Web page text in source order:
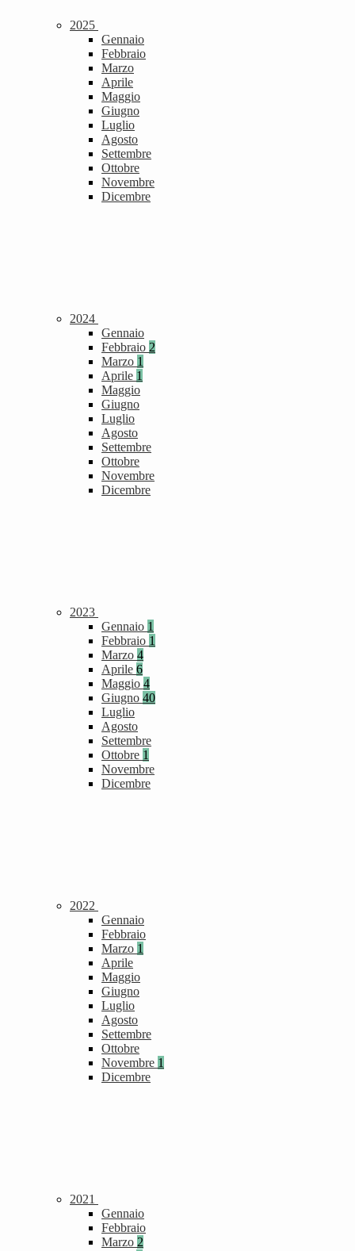
2025
Gennaio
Febbraio
Marzo
Aprile
Maggio
Giugno
Luglio
Agosto
Settembre
Ottobre
Novembre
Dicembre
2024
Gennaio
Febbraio 2
Marzo 1
Aprile 1
Maggio
Giugno
Luglio
Agosto
Settembre
Ottobre
Novembre
Dicembre
2023
Gennaio 1
Febbraio 1
Marzo 4
Aprile 6
Maggio 4
Giugno 40
Luglio
Agosto
Settembre
Ottobre 1
Novembre
Dicembre
2022
Gennaio
Febbraio
Marzo 1
Aprile
Maggio
Giugno
Luglio
Agosto
Settembre
Ottobre
Novembre 1
Dicembre
2021
Gennaio
Febbraio
Marzo 2